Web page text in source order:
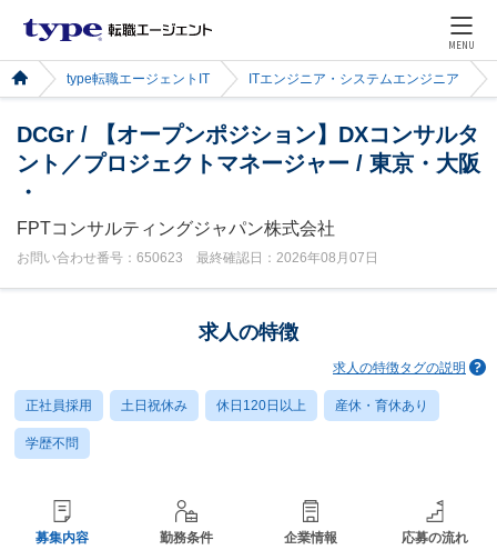
MENU
type転職エージェントIT ITエンジニア・システムエンジニア
DCGr / 【オープンポジション】DXコンサルタ
ント／プロジェクトマネージャー / 東京・大阪
・
FPTコンサルティングジャパン株式会社
お問い合わせ番号：650623 最終確認日：2026年08月07日
求人の特徴
求人の特徴タグの説明
正社員採用 土日祝休み 休日120日以上 産休・育休あり
学歴不問
募集内容 勤務条件 企業情報 応募の流れ